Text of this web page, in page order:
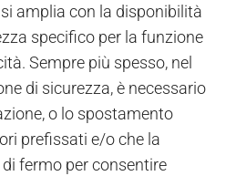
si amplia con la disponibilità
specifico per la funzione
Sempre più spesso, nel
di sicurezza, è necessario
o lo spostamento
prefissati e/o che la
fermo per consentire